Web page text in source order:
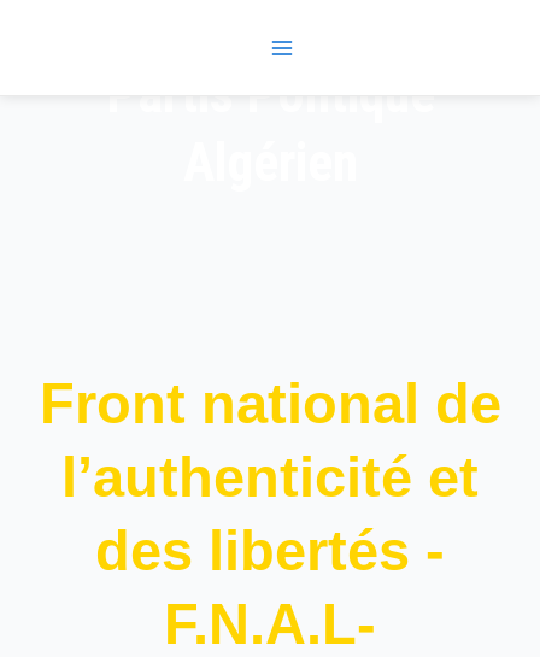
Front national de
l’authenticité et
des libertés -
F.N.A.L-